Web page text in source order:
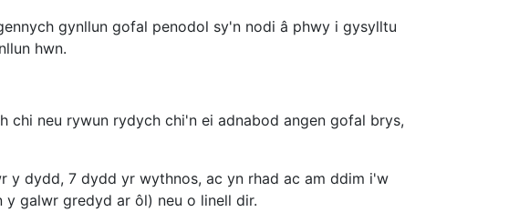
gynllun gofal penodol sy'n nodi â phwy i gysylltu
hwn.
chi neu rywun rydych chi'n ei adnabod angen gofal brys,
y dydd, 7 dydd yr wythnos, ac yn rhad ac am ddim i'w
galwr gredyd ar ôl) neu o linell dir.